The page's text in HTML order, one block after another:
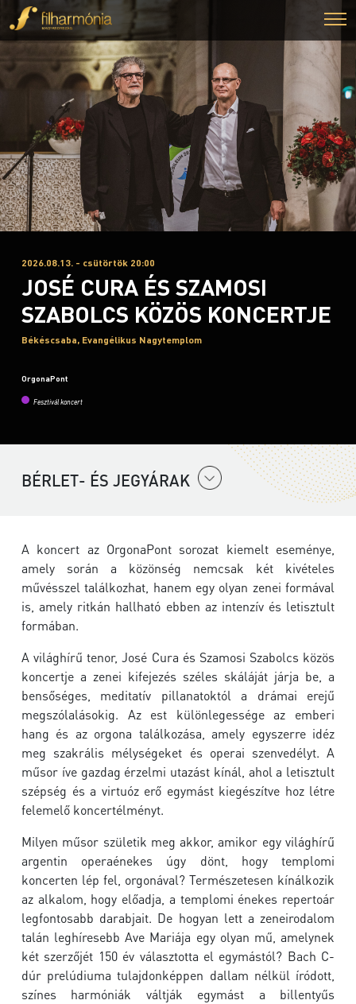
2026.08.13. - csütörtök 20:00
JOSÉ CURA ÉS SZAMOSI
SZABOLCS KÖZÖS KONCERTJE
Békéscsaba, Evangélikus Nagytemplom
OrgonaPont
Fesztivál koncert
BÉRLET- ÉS JEGYÁRAK
A koncert az OrgonaPont sorozat kiemelt eseménye,
amely során a közönség nemcsak két kivételes
művésszel találkozhat, hanem egy olyan zenei formával
is, amely ritkán hallható ebben az intenzív és letisztult
formában.
A világhírű tenor,José Cura és Szamosi Szabolcs közös
koncertje a zenei kifejezés széles skáláját járja be, a
bensőséges, meditatív pillanatoktól a drámai erejű
megszólalásokig. Az est különlegessége az emberi
hang és az orgona találkozása, amely egyszerre idéz
meg szakrális mélységeket és operai szenvedélyt. A
műsor íve gazdag érzelmi utazást kínál, ahol a letisztult
szépség és a virtuóz erő egymást kiegészítve hoz létre
felemelő koncertélményt.
Milyen műsor születik meg akkor, amikor egy világhírű
argentin operaénekes úgy dönt, hogy templomi
koncerten lép fel, orgonával? Természetesen kínálkozik
az alkalom, hogy előadja, a templomi énekes repertoár
legfontosabb darabjait. De hogyan lett a zeneirodalom
talán leghíresebb Ave Mariája egy olyan mű, amelynek
két szerzőjét 150 év választotta el egymástól? Bach C-
dúr prelúdiuma tulajdonképpen dallam nélkül íródott,
színes harmóniák váltják egymást a billentyűs